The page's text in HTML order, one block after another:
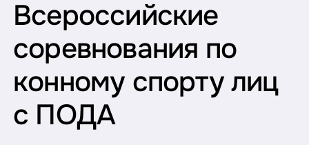
Всероссийские
соревнования по
конному спорту лиц
с ПОДА